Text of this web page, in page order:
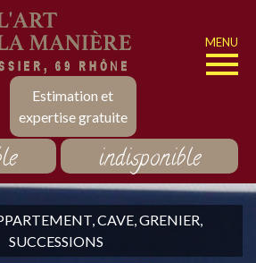
Estimation et
expertise gratuite
MENU
indisponible
CAVE, GRENIER,
SUCCESSIONS